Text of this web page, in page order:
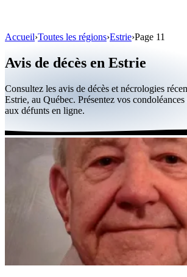
Personnalités publiques
Québec
Canada
International
Par région
Maisons funéraires
Accueil›Toutes les régions›Estrie›Page 11
Avis de décès en Estrie
Consultez les avis de décès et nécrologies
Estrie, au Québec. Présentez vos
aux défunts en ligne.